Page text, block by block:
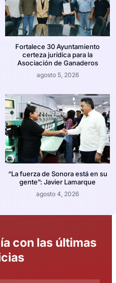
Fortalece 30 Ayuntamiento
certeza jurídica para la
Asociación de Ganaderos
agosto 5, 2026
“La fuerza de Sonora está en su
gente”: Javier Lamarque
agosto 4, 2026
con las últimas